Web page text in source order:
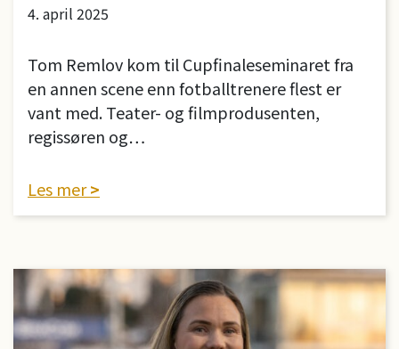
4. april 2025
Tom Remlov kom til Cupfinaleseminaret fra
en annen scene enn fotballtrenere flest er
vant med. Teater- og filmprodusenten,
regissøren og…
Les mer